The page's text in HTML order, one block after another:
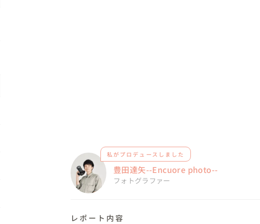
私がプロデュースしました
豊田達矢--Encuore photo--
フォトグラファー
レポート内容